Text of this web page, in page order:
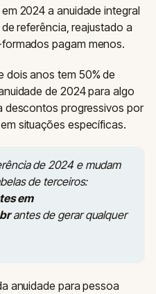
2024 a anuidade integral
referência, reajustado a
pagam menos.
dois anos tem 50% de
de 2024 para algo
descontos progressivos por
situações específicas.
de 2024 e mudam
de terceiros:
em
antes de gerar qualquer
anuidade para pessoa